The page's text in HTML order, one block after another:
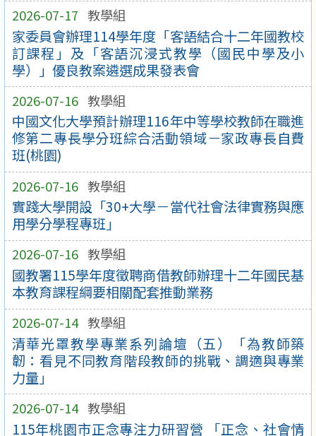
2026-07-17 教學組
家委員會辦理114學年度「客語結合十二年國教校
訂課程」及「客語沉浸式教學（國民中學及小
學）」優良教案遴選成果發表會
2026-07-16 教學組
中國文化大學預計辦理116年中等學校教師在職進
修第二專長學分班綜合活動領域－家政專長自費
班(桃園)
2026-07-16 教學組
實踐大學開設「30+大學－當代社會法律實務與應
用學分學程專班」
2026-07-16 教學組
國教署115學年度徵聘商借教師辦理十二年國民基
本教育課程綱要相關配套推動業務
2026-07-14 教學組
清華光罩教學專業系列論壇（五）「為教師築
韌：看見不同教育階段教師的挑戰、調適與專業
力量」
2026-07-14 教學組
115年桃園市正念專注力研習營 「正念、社會情